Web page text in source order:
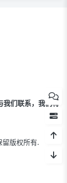
我们联系，我们将
留版权所有.